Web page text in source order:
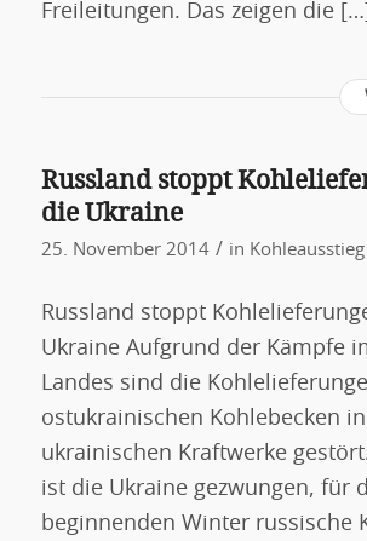
Freileitungen. Das zeigen die […]
Russland stoppt
die Ukraine
25. November 2014 / in Kohleausstieg
Russland stoppt
Ukraine Aufgrund der Kämpfe
Landes sind die
ostukrainischen Kohlebecken
ukrainischen Kraftwerke
ist die Ukraine gezwungen, für
beginnenden Winter russische